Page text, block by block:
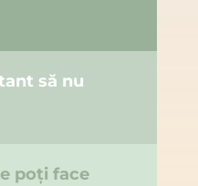
să nu
poți face